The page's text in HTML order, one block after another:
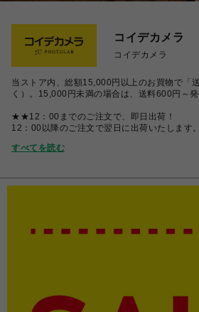
コイデカメラ
コイデカメラ
当ストア内、総額15,000円以上のお買物で「
く）。15,000円未満の場合は、送料600円～発
★★12：00までのご注文で、即日出荷！
12：00以降のご注文で翌日に出荷いたします。
※お客様都合のキャンセル・返品・返金の対応
ショップ問い合わせメールから、キャンセル
すべてを読む